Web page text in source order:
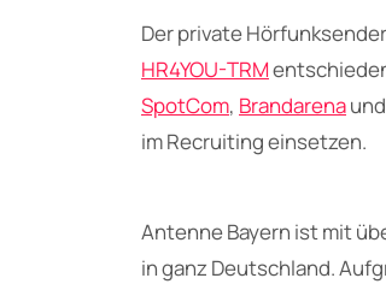
Der private Hörfunksender
HR4YOU-TRM
SpotCom, Brandarena
im Recruiting einsetzen.
Antenne Bayern ist mit
in ganz Deutschland.